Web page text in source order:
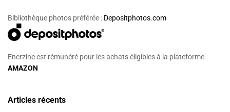
Bibliothèque photos préférée : Depositphotos.com
Enerzine est rémunéré pour les achats éligibles à la plateforme
AMAZON
Articles récents